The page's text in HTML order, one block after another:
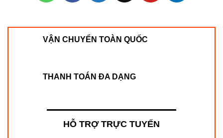
VẬN CHUYỂN TOÀN QUỐC
THANH TOÁN ĐA DẠNG
HỖ TRỢ TRỰC TUYẾN